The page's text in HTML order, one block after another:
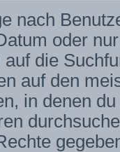
nach
oder
die
auf den
in denen